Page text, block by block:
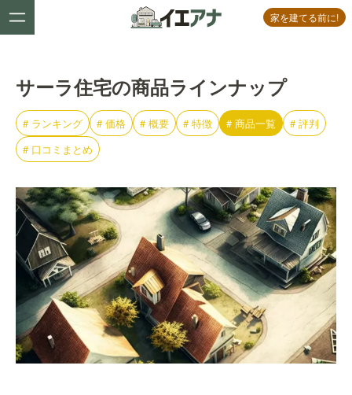
家を建てる前に!
サーラ住宅の商品ラインナップ
# ランキング # 価格 # 概要 # 特徴 # 商品一覧 # 評判
# 口コミまとめ